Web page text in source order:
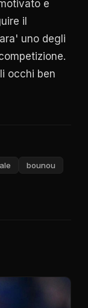
e
il
uno degli
occhi ben
bounou